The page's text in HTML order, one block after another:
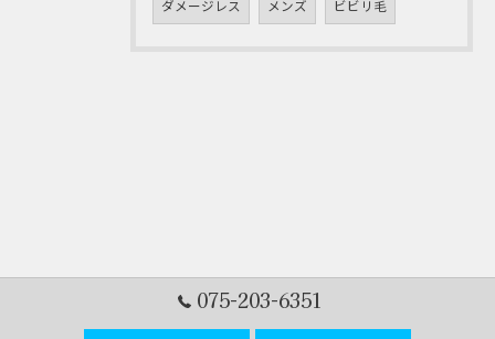
ダメージレス メンズ ビビリ毛
075-203-6351